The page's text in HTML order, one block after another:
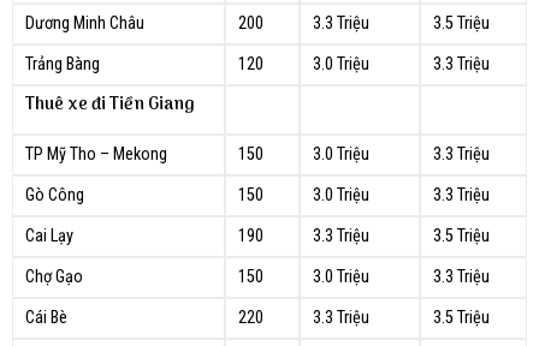
Dương Minh Châu 200 3.3 Triệu
3.5 Triệu
Trảng Bàng
120 3.0 Triệu 3.3 Triệu
Thuê xe đi Tiền Giang
TP Mỹ Tho – Mekong 150 3.0 Triệu
3.3 Triệu
Gò Công
150 3.0 Triệu
3.3 Triệu
Cai Lạy
190 3.3 Triệu
3.5 Triệu
Chợ Gạo
150 3.0 Triệu
3.3 Triệu
Cái Bè
220 3.3 Triệu
3.5 Triệu